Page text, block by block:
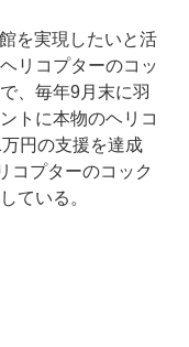
を実現したいと活
リコプターのコッ
、毎年9月末に羽
トに本物のヘリコ
円の支援を達成
コプターのコック
ている。